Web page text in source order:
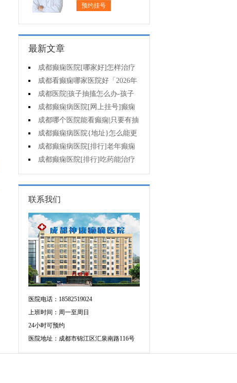
预约挂号
最新文章
成都癫痫医院[哪家好]怎样治疗
癫痫可以好?
成都看癫痫哪家医院好「2026年
度公布」癫痫病人的饮食禁忌
成都医院|孩子抽搐怎么办-孩子
得癫痫后能出门吗?
成都癫痫病医院[网上挂号]癫痫
对孩子的伤害有什么?
成都哪个医院能看癫痫|只要有抽
搐就是癫痫病吗?
成都癫痫病医院{地址}怎么能更
有效治癫痫?
成都癫痫病医院[排行]老年癫痫
增多的原因是什么?
成都癫痫医院[排行]吃药能治疗
好癫痫吗?
联系我们
医院电话：18582519024
上班时间：周一至周日
24小时可预约
医院地址：成都市锦江区汇泉南路116号